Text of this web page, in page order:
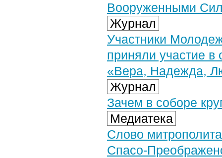
Вооруженными
Журнал
Участники
приняли участие в
«Вера, Надежда,
Журнал
Зачем в соборе
Медиатека
Слово
Спасо-